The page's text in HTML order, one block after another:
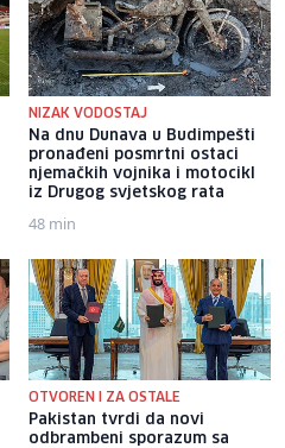
NIZAK VODOSTAJ
Na dnu Dunava u Budimpešti
pronađeni posmrtni ostaci
njemačkih vojnika i motocikl
iz Drugog svjetskog rata
48 min
OTVOREN I ZA OSTALE
Pakistan tvrdi da novi
odbrambeni sporazum sa